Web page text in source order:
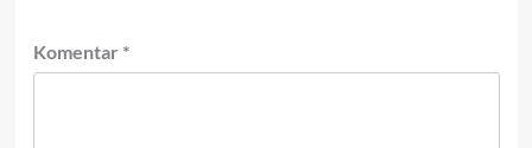
Komentar *